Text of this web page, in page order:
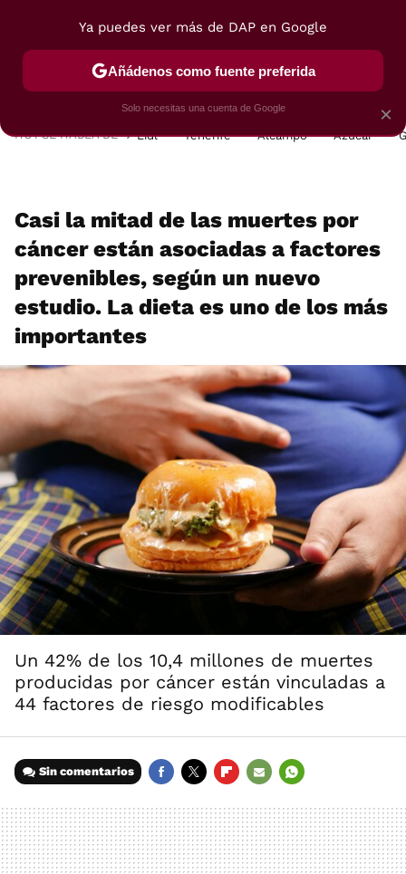
POSTRES VIAJES SELECCIÓN VEGUI
HOY SE HABLA DE Lidl Tenerife Alcampo Azúcar
Casi la mitad de las muertes por
cáncer están asociadas a factores
prevenibles, según un nuevo
estudio. La dieta es uno de los más
importantes
Un 42% de los 10,4 millones de muertes
producidas por cáncer están vinculadas a
44 factores de riesgo modificables
Sin comentarios
MAIL
×
Ya puedes ver más de DAP en Google
Añádenos como fuente preferida
Solo necesitas una cuenta de Google